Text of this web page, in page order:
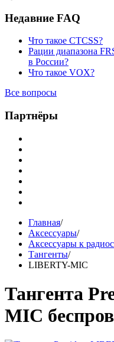
Недавние FAQ
Что такое CTCSS?
Рации диапазона
в России?
Что такое VOX?
Все вопросы
Партнёры
Главная/
Аксессуары/
Аксессуары к
Тангенты/
LIBERTY-MIC
Тангента
MIC